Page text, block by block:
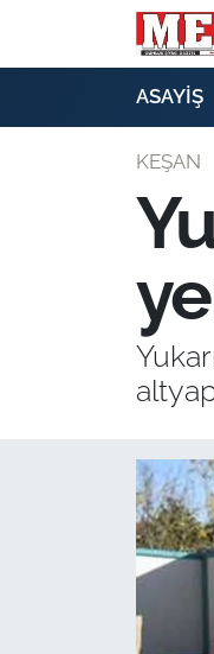
ASAYİŞ
KEŞAN
E-GAZETE
GÜNDEM
EKONOMİ
SAĞLIK
EĞİTİM
TARIM VE
KÜLTÜR SANAT